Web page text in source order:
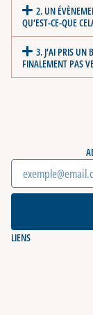
2. UN
QU’EST-CE-QUE
3. J’AI PRIS UN
FINALEMENT PAS
LIENS